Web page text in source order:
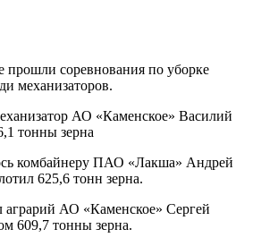
прошли соревнования по уборке
механизаторов.
АО «Каменское» Василий
тонны зерна
комбайнеру ПАО «Лакша» Андрей
625,6 тонн зерна.
аграрий АО «Каменское» Сергей
609,7 тонны зерна.